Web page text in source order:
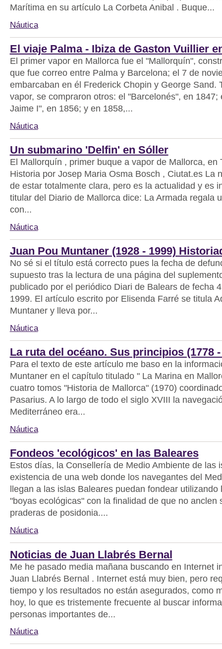
Marítima en su artículo La Corbeta Anibal . Buque...
Náutica
El viaje Palma - Ibiza de Gaston Vuillier
El primer vapor en Mallorca fue el "Mallorquín",
que fue correo entre Palma y Barcelona; el 7 de
embarcaban en él Frederick Chopin y George Sand.
vapor, se compraron otros: el "Barcelonés", en 1847;
Jaime I", en 1856; y en 1858,...
Náutica
Un submarino 'Delfin' en Sóller
El Mallorquín , primer buque a vapor de Mallorca, en
Historia por Josep Maria Osma Bosch , Ciutat.es La
de estar totalmente clara, pero es la actualidad y es
titular del Diario de Mallorca dice: La Armada regala
con...
Náutica
Juan Pou Muntaner (1928 - 1999)
No sé si el título está correcto pues la fecha de
supuesto tras la lectura de una página del
publicado por el periódico Diari de Balears de fecha
1999. El artículo escrito por Elisenda Farré se titula
Muntaner y lleva por...
Náutica
La ruta del océano. Sus principios (1778 -
Para el texto de este artículo me baso en la
Muntaner en el capítulo titulado " La Marina en
cuatro tomos "Historia de Mallorca" (1970)
Pasarius. A lo largo de todo el siglo XVIII la
Mediterráneo era...
Náutica
Fondeos 'ecológicos' en las Baleares
Estos días, la Consellería de Medio Ambiente de las
existencia de una web donde los navegantes del
llegan a las islas Baleares puedan fondear utilizando
"boyas ecológicas" con la finalidad de que no anclen
praderas de posidonia....
Náutica
Noticias de Juan Llabrés Bernal
Me he pasado media mañana buscando en Internet
Juan Llabrés Bernal . Internet está muy bien, pero
tiempo y los resultados no están asegurados, como
hoy, lo que es tristemente frecuente al buscar
personas importantes de...
Náutica